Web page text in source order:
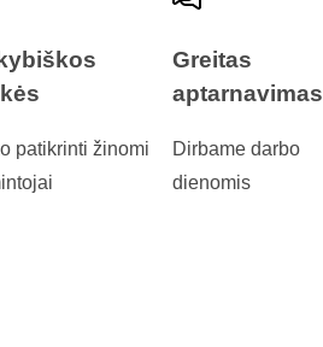
patikrinti žinomi
Greitas
aptarnavimas
Dirbame darbo
dienomis